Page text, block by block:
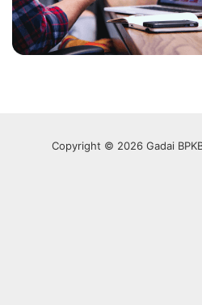
Copyright © 2026 Gadai